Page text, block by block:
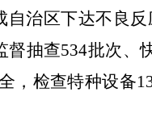
自治区下达不良
督抽查534批次、
，检查特种设备